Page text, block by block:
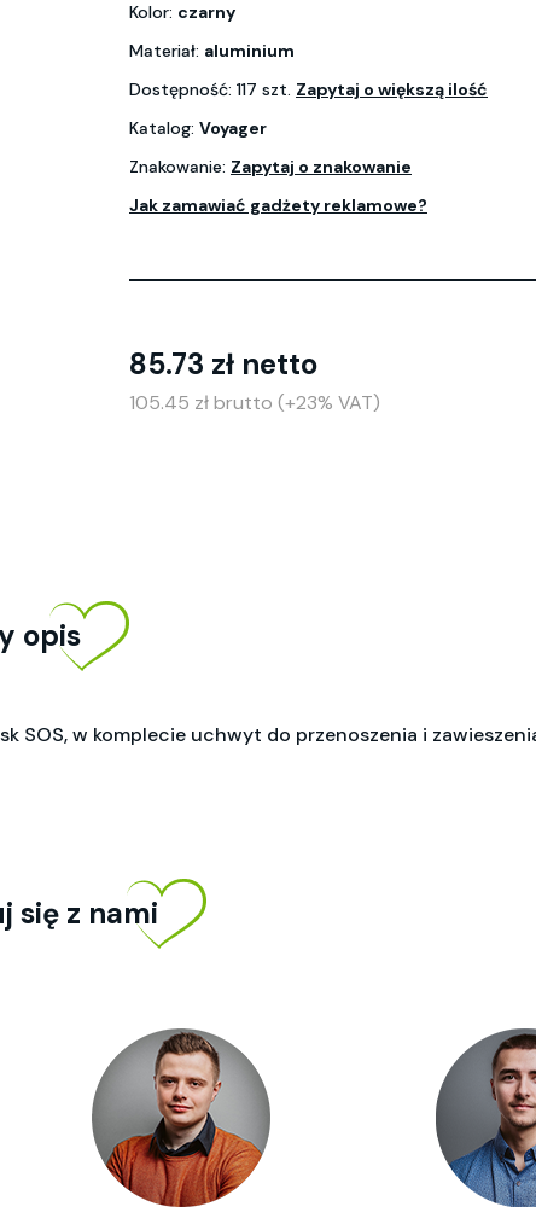
Kolor: czarny
Materiał: aluminium
Dostępność: 117 szt. Zapytaj o większą ilość
Katalog: Voyager
Znakowanie: Zapytaj o znakowanie
Jak zamawiać gadżety reklamowe?
85.73 zł netto
105.45 zł brutto (+23% VAT)
opis
SOS, w komplecie uchwyt do przenoszenia i
się z nami